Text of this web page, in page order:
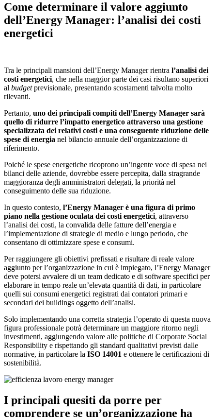
Come determinare il valore aggiunto
dell’Energy Manager: l’analisi dei costi
energetici
Tra le principali mansioni dell’Energy Manager rientra l’analisi dei
costi energetici, che nella maggior parte dei casi risultano superiori
al budgetprevisionale, presentando scostamenti talvolta molto
rilevanti.
Pertanto, uno dei principali compiti dell’Energy Manager sarà
quello di ridurre l’impatto energetico attraverso una gestione
specializzata dei relativi costi e una conseguente riduzione delle
spese di energia nel bilancio annuale dell’organizzazione di
riferimento.
Poiché le spese energetiche ricoprono un’ingente voce di spesa nei
bilanci delle aziende, dovrebbe essere percepita, dalla stragrande
maggioranza degli amministratori delegati, la priorità nel
conseguimento delle sua riduzione.
In questo contesto, l’Energy Manager è una figura di primo
piano nella gestione oculata dei costi energetici, attraverso
l’analisi dei costi, la convalida delle fatture dell’energia e
l’implementazione di strategie di medio e lungo periodo, che
consentano di ottimizzare spese e consumi.
Per raggiungere gli obiettivi prefissati e risultare di reale valore
aggiunto per l’organizzazione in cui è impiegato, l’Energy Manager
deve potersi avvalere di un team dedicato e di software specifici per
elaborare in tempo reale un’elevata quantità di dati, in particolare
quelli sui consumi energetici registrati dai contatori primari e
secondari dei buildings oggetto dell’analisi.
Solo implementando una corretta strategia l’operato di questa nuova
figura professionale potrà determinare un maggiore ritorno negli
investimenti, aggiungendo valore alle politiche di Corporate Social
Responsibility e rispettando gli standard qualitativi previsti dalle
normative, in particolare la ISO 14001 e ottenere le certificazioni di
sostenibilità.
I principali quesiti da porre per
comprendere se un’organizzazione ha